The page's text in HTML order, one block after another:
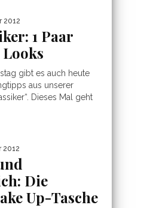
2012
1 Paar
gibt es auch heute
aus unserer
Dieses Mal geht
2012
Die
Up-Tasche